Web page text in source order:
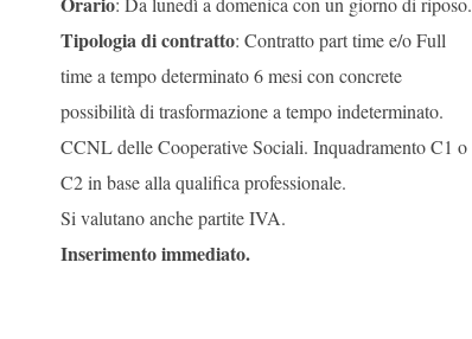
Tipologia di contratto: Contratto part time e/o Full
time a tempo determinato 6 mesi con concrete
possibilità di trasformazione a tempo indeterminato.
CCNL delle Cooperative Sociali. Inquadramento C1 o
C2 in base alla qualifica professionale.
Si valutano anche partite IVA.
Inserimento immediato.